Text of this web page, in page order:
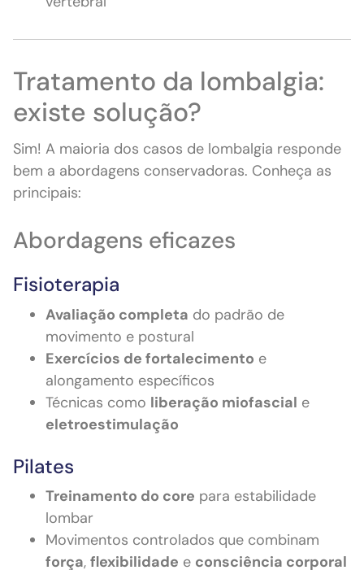
Tratamento da lombalgia:
existe solução?
Sim! A maioria dos casos de lombalgia responde
bem a abordagens conservadoras. Conheça as
principais:
Abordagens eficazes
Fisioterapia
Avaliação completa do padrão de
movimento e postural
Exercícios de fortalecimento e
alongamento específicos
Técnicas como liberação miofascial e
eletroestimulação
Pilates
Treinamento do core para estabilidade
lombar
Movimentos controlados que combinam
força, flexibilidade e consciência corporal